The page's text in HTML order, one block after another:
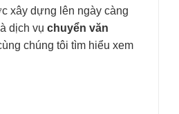
xây dựng lên ngày càng
dịch vụ chuyển văn
chúng tôi tìm hiểu xem